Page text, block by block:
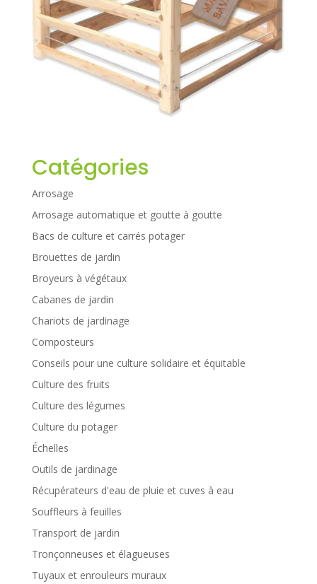
Catégories
Arrosage
Arrosage automatique et goutte à goutte
Bacs de culture et carrés potager
Brouettes de jardin
Broyeurs à végétaux
Cabanes de jardin
Chariots de jardinage
Composteurs
Conseils pour une culture solidaire et équitable
Culture des fruits
Culture des légumes
Culture du potager
Échelles
Outils de jardinage
Récupérateurs d'eau de pluie et cuves à eau
Souffleurs à feuilles
Transport de jardin
Tronçonneuses et élagueuses
Tuyaux et enrouleurs muraux